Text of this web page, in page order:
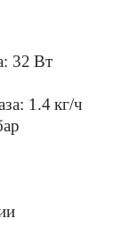
32 Вт
1.4 кг/ч